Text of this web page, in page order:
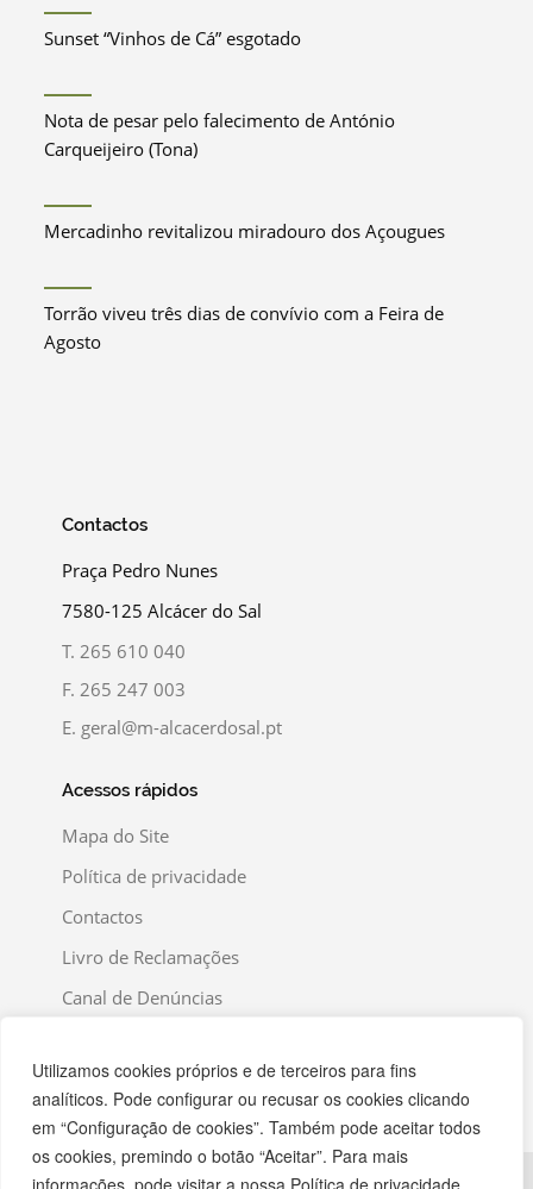
Utilizamos cookies próprios e de terceiros para fins
analíticos. Pode configurar ou recusar os cookies clicando
em “Configuração de cookies”. Também pode aceitar todos
os cookies, premindo o botão “Aceitar”. Para mais
informações, pode visitar a nossa Política de privacidade.
Sunset “Vinhos de Cá” esgotado
Nota de pesar pelo falecimento de António
Carqueijeiro (Tona)
Mercadinho revitalizou miradouro dos Açougues
Torrão viveu três dias de convívio com a Feira de
Agosto
Contactos
Praça Pedro Nunes
7580-125 Alcácer do Sal
T. 265 610 040
F. 265 247 003
E. geral@m-alcacerdosal.pt
Acessos rápidos
Mapa do Site
Política de privacidade
Contactos
Livro de Reclamações
Canal de Denúncias